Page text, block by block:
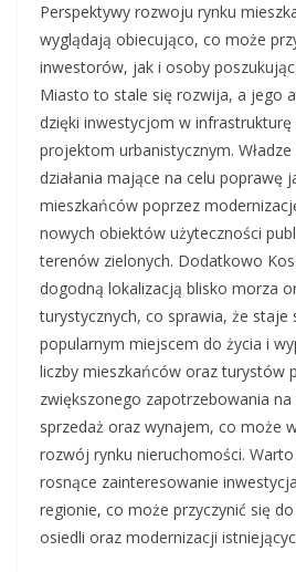
Perspektywy rozwoju rynku
wyglądają obiecująco, co może
inwestorów, jak i osoby
Miasto to stale się rozwija, a jego
dzięki inwestycjom w
projektom urbanistycznym.
działania mające na celu poprawę
mieszkańców poprzez
nowych obiektów użyteczności
terenów zielonych. Dodatkowo
dogodną lokalizacją blisko morza
turystycznych, co sprawia, że staje
popularnym miejscem do życia i
liczby mieszkańców oraz turystów
zwiększonego zapotrzebowania na
sprzedaż oraz wynajem, co może
rozwój rynku nieruchomości.
rosnące zainteresowanie
regionie, co może przyczynić się
osiedli oraz modernizacji